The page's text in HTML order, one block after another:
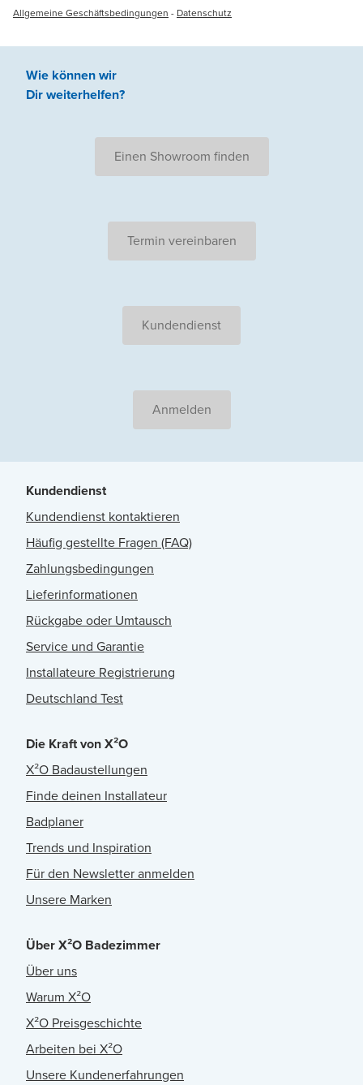
Allgemeine Geschäftsbedingungen - Datenschutz
Wie können wir
Dir weiterhelfen?
Einen Showroom finden
Termin vereinbaren
Kundendienst
Anmelden
Kundendienst
Kundendienst kontaktieren
Häufig gestellte Fragen (FAQ)
Zahlungsbedingungen
Lieferinformationen
Rückgabe oder Umtausch
Service und Garantie
Installateure Registrierung
Deutschland Test
Die Kraft von X²O
X²O Badaustellungen
Finde deinen Installateur
Badplaner
Trends und Inspiration
Für den Newsletter anmelden
Unsere Marken
Über X²O Badezimmer
Über uns
Warum X²O
X²O Preisgeschichte
Arbeiten bei X²O
Unsere Kundenerfahrungen